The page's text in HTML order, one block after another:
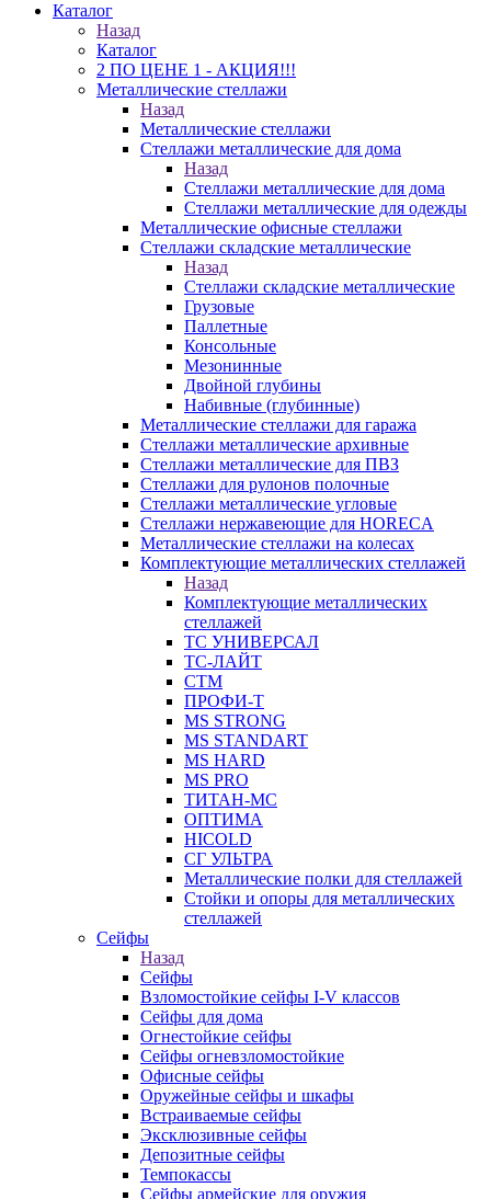
Каталог
Назад
Каталог
2 ПО ЦЕНЕ 1 - АКЦИЯ!!!
Металлические стеллажи
Назад
Металлические стеллажи
Стеллажи металлические для дома
Назад
Стеллажи металлические для дома
Стеллажи металлические для одежды
Металлические офисные стеллажи
Стеллажи складские металлические
Назад
Стеллажи складские металлические
Грузовые
Паллетные
Консольные
Мезонинные
Двойной глубины
Набивные (глубинные)
Металлические стеллажи для гаража
Стеллажи металлические архивные
Стеллажи металлические для ПВЗ
Стеллажи для рулонов полочные
Стеллажи металлические угловые
Стеллажи нержавеющие для HORECA
Металлические стеллажи на колесах
Комплектующие металлических стеллажей
Назад
Комплектующие металлических
стеллажей
ТС УНИВЕРСАЛ
ТС-ЛАЙТ
СТМ
ПРОФИ-Т
MS STRONG
MS STANDART
MS HARD
MS PRO
ТИТАН-МС
ОПТИМА
HICOLD
СГ УЛЬТРА
Металлические полки для стеллажей
Стойки и опоры для металлических
стеллажей
Сейфы
Назад
Сейфы
Взломостойкие сейфы I-V классов
Сейфы для дома
Огнестойкие сейфы
Сейфы огневзломостойкие
Офисные сейфы
Оружейные сейфы и шкафы
Встраиваемые сейфы
Эксклюзивные сейфы
Депозитные сейфы
Темпокассы
Сейфы армейские для оружия